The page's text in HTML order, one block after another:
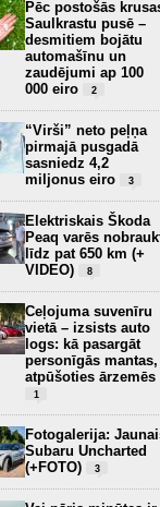
Pēc postošās
Saulkrastu pusē –
desmitiem bojātu
automašīnu un
zaudējumi ap 100
000 eiro
2
“Virši” neto peļņa
pirmajā pusgadā
sasniedz 4,2
miljonus eiro
3
Elektriskais Škoda
Peaq varēs
līdz pat 650 km (+
VIDEO)
8
Ceļojuma suvenīru
vietā – izsists auto
logs: kā pasargāt
personīgās mantas,
atpūšoties ārzemēs
1
Fotogalerija:
Subaru Uncharted
(+FOTO)
3